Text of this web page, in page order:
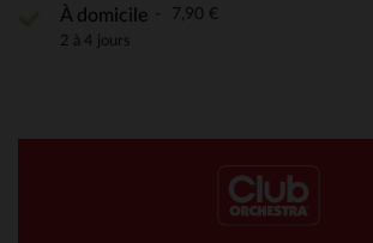
À domicile 7,90 €
2 à 4 jours